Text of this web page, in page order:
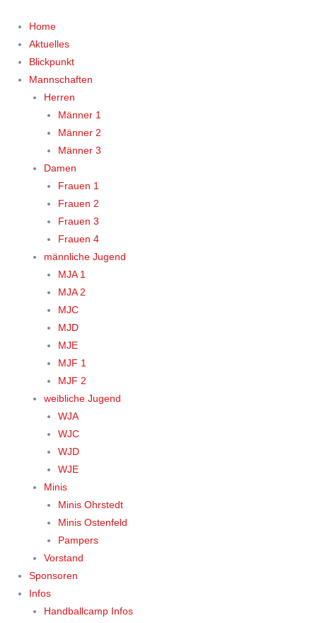
Inhalt
springen
Home
Aktuelles
Blickpunkt
Mannschaften
Herren
Männer 1
Männer 2
Männer 3
Damen
Frauen 1
Frauen 2
Frauen 3
Frauen 4
männliche Jugend
MJA 1
MJA 2
MJC
MJD
MJE
MJF 1
MJF 2
weibliche Jugend
WJA
WJC
WJD
WJE
Minis
Minis Ohrstedt
Minis Ostenfeld
Pampers
Vorstand
Sponsoren
Infos
Handballcamp Infos